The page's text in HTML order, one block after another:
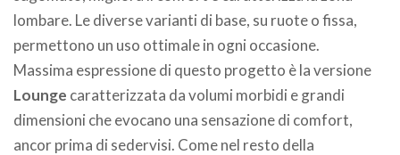
lombare. Le diverse varianti di base, su ruote o fissa,
permettono un uso ottimale in ogni occasione.
Massima espressione di questo progetto è la versione
Lounge caratterizzata da volumi morbidi e grandi
dimensioni che evocano una sensazione di comfort,
ancor prima di sedervisi. Come nel resto della